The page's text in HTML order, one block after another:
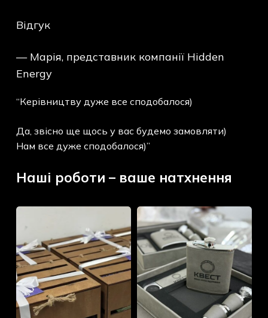
Відгук
— Марія, представник компанії Hidden
Energy
“Керівництву дуже все сподобалося)
Да, звісно ще щось у вас будемо замовляти)
Нам все дуже сподобалося)”
Наші роботи – ваше натхнення
Кастомний
“Christmas
Food
Box”
для
компанії
Dripify
Аксесури
для
віскі
для
Lviv
Quest